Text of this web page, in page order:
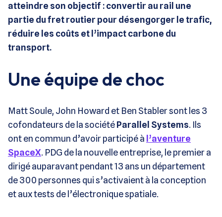
atteindre son objectif : convertir au rail une
partie du fret routier pour désengorger le trafic,
réduire les coûts et l’impact carbone du
transport.
Une équipe de choc
Matt Soule, John Howard et Ben Stabler sont les 3
cofondateurs de la sociétéParallel Systems. Ils
ont en commun d’avoir participé à l’aventure
SpaceX. PDG de la nouvelle entreprise, le premier a
dirigé auparavant pendant 13 ans un département
de 300 personnes qui s’activaient à la conception
et aux tests de l’électronique spatiale.